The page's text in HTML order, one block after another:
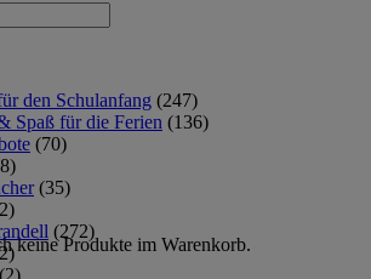
keine Produkte im Warenkorb.
den Schulanfang (247)
Spaß für die Ferien (136)
(70)
(35)
(272)
(2)